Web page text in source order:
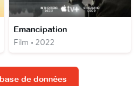
Emancipation
Film • 2022
de données